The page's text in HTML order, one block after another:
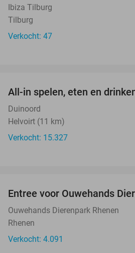
Ibiza Tilburg
Tilburg
Verkocht: 47
All-in spelen, eten en
Duinoord
Helvoirt (11 km)
Verkocht: 15.327
Entree voor Ouwehands
Ouwehands Dierenpark Rhenen
Rhenen
Verkocht: 4.091